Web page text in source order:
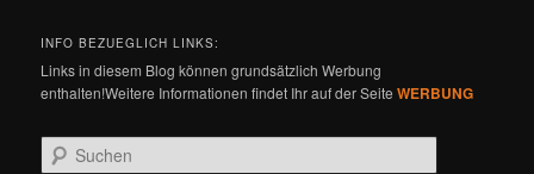
INFO BEZUEGLICH LINKS:
Links in diesem Blog können grundsätzlich Werbung
enthalten!Weitere Informationen findet Ihr auf der SeiteWERBUNG